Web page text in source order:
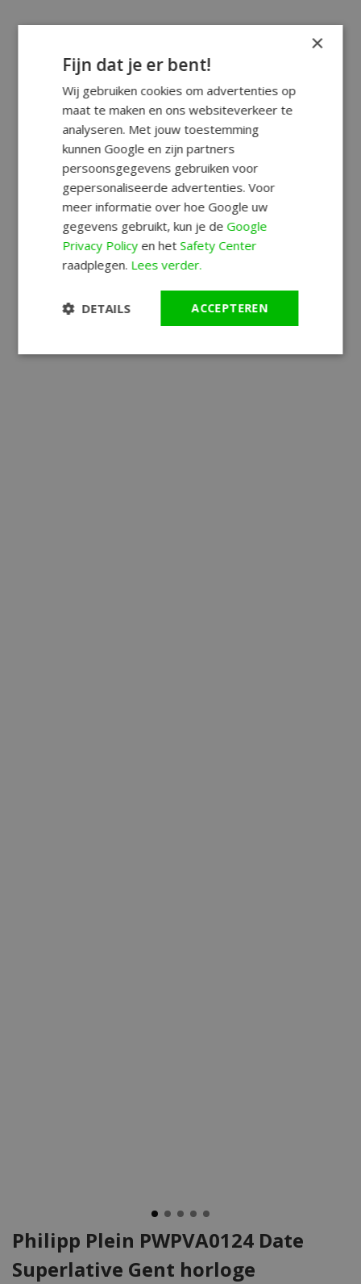
Philipp Plein PWPVA0124 Date
Superlative Gent horloge
×
Fijn dat je er bent!
Wij gebruiken cookies om advertenties op
maat te maken en ons websiteverkeer te
analyseren. Met jouw toestemming
kunnen Google en zijn partners
persoonsgegevens gebruiken voor
gepersonaliseerde advertenties. Voor
meer informatie over hoe Google uw
gegevens gebruikt, kun je deGoogle
Privacy Policyen hetSafety Center
raadplegen. Lees verder.
ACCEPTEREN
DETAILS